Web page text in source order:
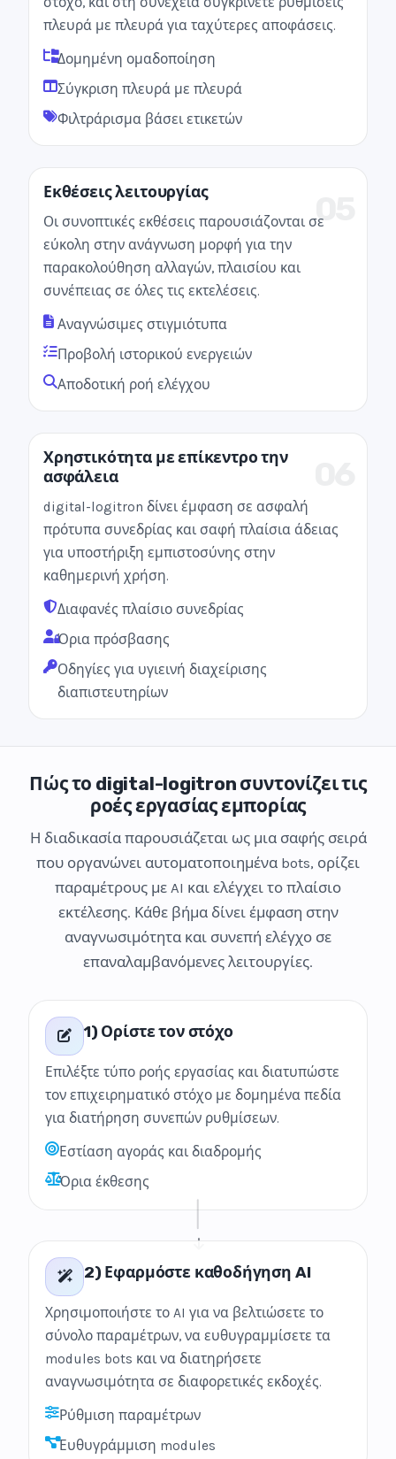
πλευρά με πλευρά για ταχύτερες αποφάσεις.
Δομημένη ομαδοποίηση
Σύγκριση πλευρά με πλευρά
Φιλτράρισμα βάσει ετικετών
05
Εκθέσεις λειτουργίας
Οι συνοπτικές εκθέσεις παρουσιάζονται σε
εύκολη στην ανάγνωση μορφή για την
παρακολούθηση αλλαγών, πλαισίου και
συνέπειας σε όλες τις εκτελέσεις.
Αναγνώσιμες στιγμιότυπα
Προβολή ιστορικού ενεργειών
Αποδοτική ροή ελέγχου
Χρηστικότητα με επίκεντρο την
ασφάλεια
digital-logitron δίνει έμφαση σε ασφαλή
πρότυπα συνεδρίας και σαφή πλαίσια άδειας
για υποστήριξη εμπιστοσύνης στην
καθημερινή χρήση.
Διαφανές πλαίσιο συνεδρίας
Όρια πρόσβασης
Οδηγίες για υγιεινή διαχείρισης
διαπιστευτηρίων
Πώς το digital-logitron συντονίζει τις
ροές εργασίας εμπορίας
Η διαδικασία παρουσιάζεται ως μια σαφής σειρά
που οργανώνει αυτοματοποιημένα bots, ορίζει
παραμέτρους με AI και ελέγχει το πλαίσιο
εκτέλεσης. Κάθε βήμα δίνει έμφαση στην
αναγνωσιμότητα και συνεπή ελέγχο σε
επαναλαμβανόμενες λειτουργίες.
1) Ορίστε τον στόχο
Επιλέξτε τύπο ροής εργασίας και διατυπώστε
τον επιχειρηματικό στόχο με δομημένα πεδία
για διατήρηση συνεπών ρυθμίσεων.
Εστίαση αγοράς και διαδρομής
Όρια έκθεσης
2) Εφαρμόστε καθοδήγηση AI
Χρησιμοποιήστε το AI για να βελτιώσετε το
σύνολο παραμέτρων, να ευθυγραμμίσετε τα
modules bots και να διατηρήσετε
αναγνωσιμότητα σε διαφορετικές εκδοχές.
Ρύθμιση παραμέτρων
Ευθυγράμμιση modules